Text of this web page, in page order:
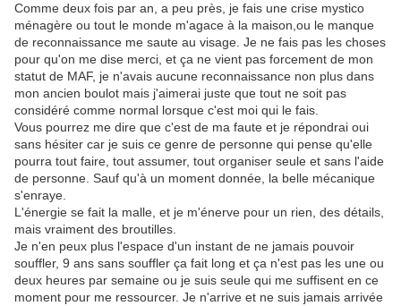
Comme deux fois par an, a peu près, je fais une crise mystico
ménagère ou tout le monde m'agace à la maison,ou le manque
de reconnaissance me saute au visage. Je ne fais pas les choses
pour qu'on me dise merci, et ça ne vient pas forcement de mon
statut de MAF, je n'avais aucune reconnaissance non plus dans
mon ancien boulot mais j'aimerai juste que tout ne soit pas
considéré comme normal lorsque c'est moi qui le fais.
Vous pourrez me dire que c'est de ma faute et je répondrai oui
sans hésiter car je suis ce genre de personne qui pense qu'elle
pourra tout faire, tout assumer, tout organiser seule et sans l'aide
de personne. Sauf qu'à un moment donnée, la belle mécanique
s'enraye.
L'énergie se fait la malle, et je m'énerve pour un rien, des détails,
mais vraiment des broutilles.
Je n'en peux plus l'espace d'un instant de ne jamais pouvoir
souffler, 9 ans sans souffler ça fait long et ça n'est pas les une ou
deux heures par semaine ou je suis seule qui me suffisent en ce
moment pour me ressourcer. Je n'arrive et ne suis jamais arrivée